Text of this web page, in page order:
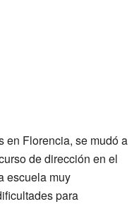
en Florencia, se mudó a
de dirección en el
escuela muy
para